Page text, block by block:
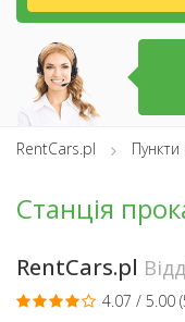
RentCars.pl
Станція
RentCars.pl
4.07 / 5.00 (